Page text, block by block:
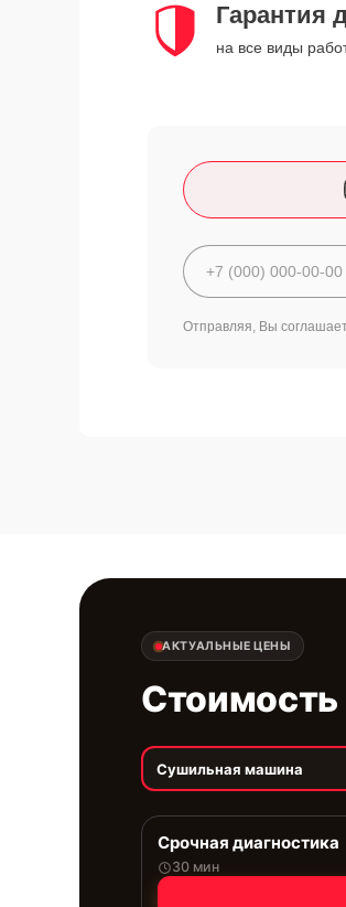
Гарантия
на все виды
Отправляя, Вы
АКТУАЛЬНЫЕ ЦЕНЫ
Стоимость
Сушильная машина
Срочная диагностика
30 мин